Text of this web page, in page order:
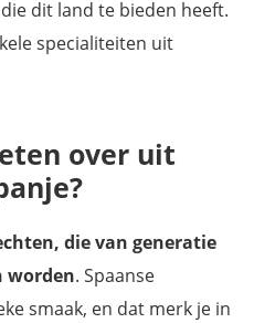
dit land te bieden heeft.
specialiteiten uit
over uit
die van generatie
worden. Spaanse
smaak, en dat merk je in